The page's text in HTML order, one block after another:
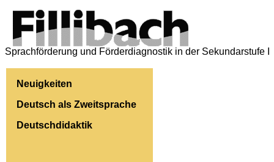
Sprachförderung und Förderdiagnostik in der Sekundarstufe I
Neuigkeiten
Deutsch als Zweitsprache
Deutschdidaktik